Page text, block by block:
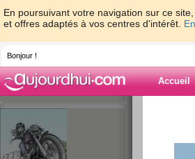
En poursuivant votre navigation sur ce
et offres adaptés à vos centres d'intérêt.
Bonjour !
Accueil